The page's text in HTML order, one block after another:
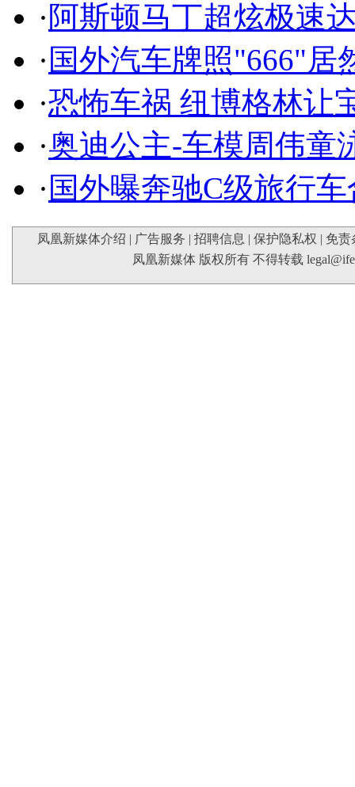
·阿斯顿马丁超炫极速
· 国外汽车牌照"666"居
·恐怖车祸 纽博格林让
·奥迪公主-车模周伟童
· 国外曝奔驰C级旅行
凤凰新媒体介绍 | 广告服务 | 招聘信息 | 保护隐私权 | 免责
凤凰新媒体 版权所有 不得转载